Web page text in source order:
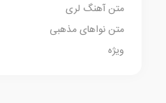
متن آهنگ لری
متن نواهای مذهبی
ویژه